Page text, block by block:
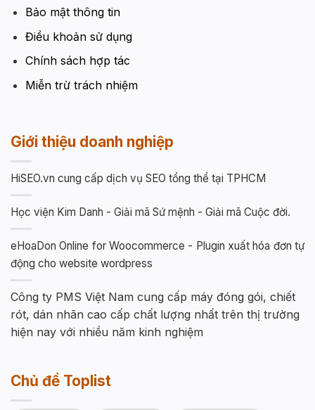
Bảo mật thông tin
Điều khoản sử dụng
Chính sách hợp tác
Miễn trừ trách nhiệm
Giới thiệu doanh nghiệp
HiSEO.vn cung cấp dịch vụ SEO tổng thể tại TPHCM
Học viện Kim Danh - Giải mã Sứ mệnh - Giải mã Cuộc đời.
eHoaDon Online for Woocommerce - Plugin xuất hóa đơn tự
động cho website wordpress
Công ty PMS Việt Nam cung cấp máy đóng gói, chiết
rót, dán nhãn cao cấp chất lượng nhất trên thị trường
hiện nay với nhiều năm kinh nghiệm
Chủ đề Toplist